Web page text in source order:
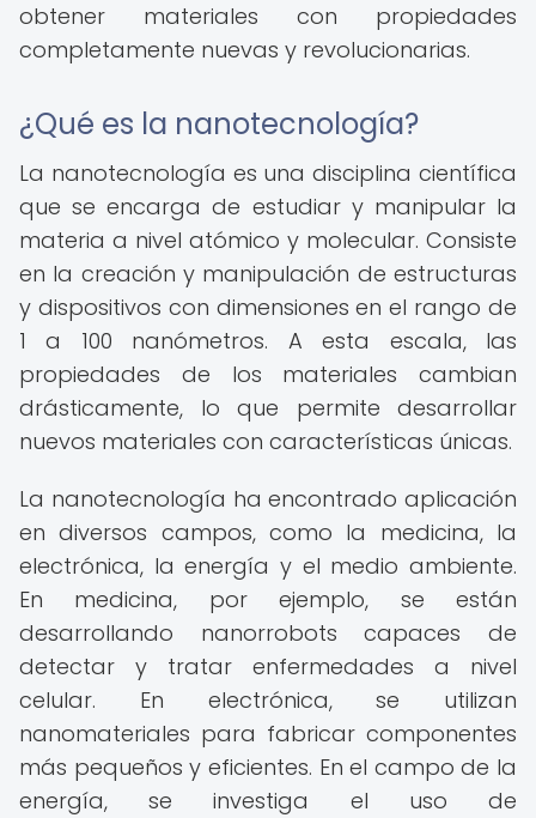
obtener materiales con propiedades
completamente nuevas y revolucionarias.
¿Qué es la nanotecnología?
La nanotecnología es una disciplina científica
que se encarga de estudiar y manipular la
materia a nivel atómico y molecular. Consiste
en la creación y manipulación de estructuras
y dispositivos con dimensiones en el rango de
1 a 100 nanómetros. A esta escala, las
propiedades de los materiales cambian
drásticamente, lo que permite desarrollar
nuevos materiales con características únicas.
La nanotecnología ha encontrado aplicación
en diversos campos, como la medicina, la
electrónica, la energía y el medio ambiente.
En medicina, por ejemplo, se están
desarrollando nanorrobots capaces de
detectar y tratar enfermedades a nivel
celular. En electrónica, se utilizan
nanomateriales para fabricar componentes
más pequeños y eficientes. En el campo de la
energía, se investiga el uso de